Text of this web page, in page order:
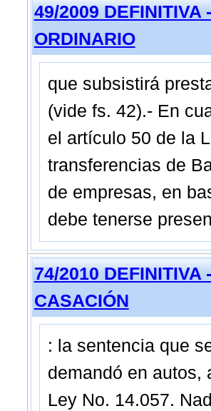
49/2009
ORDINARIO
que subsistirá
(vide fs. 42).- En
el artículo 50 de la
transferencias de
de empresas, en
debe tenerse
74/2010
CASACIÓN
: la sentencia que
demandó en autos,
Ley No. 14.057.